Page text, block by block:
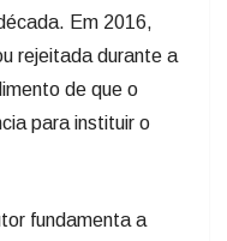
Em 2016,
rejeitada durante a
de que o
para instituir o
fundamenta a